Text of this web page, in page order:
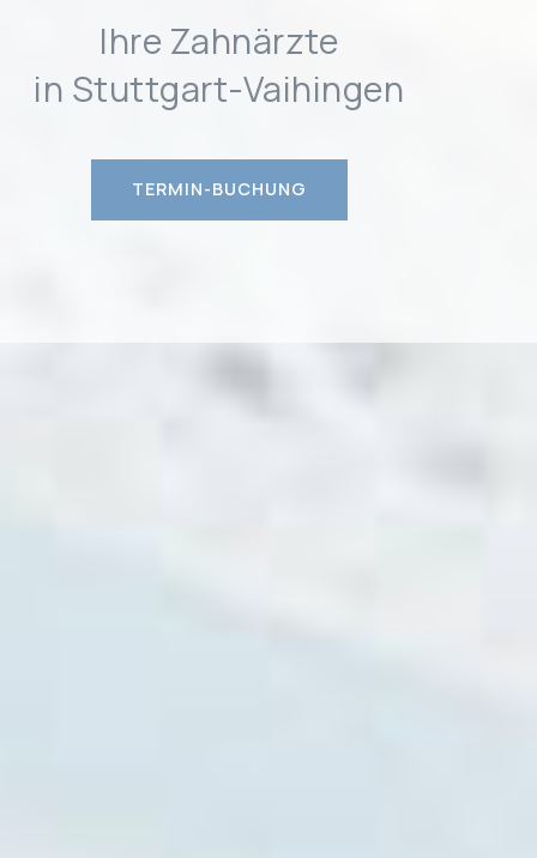
Ihre Zahnärzte
in Stuttgart-Vaihingen
TERMIN-BUCHUNG